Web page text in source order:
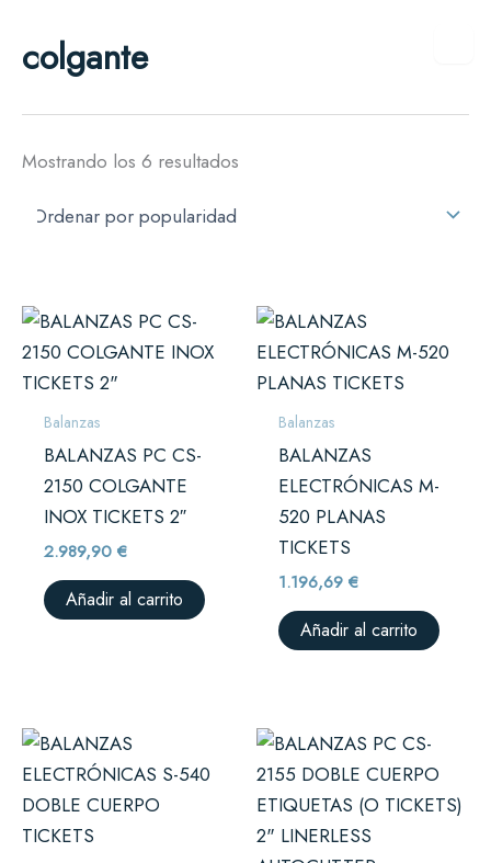
contenido
colgante
Mostrando los 6 resultados
Balanzas
BALANZAS PC CS-
2150 COLGANTE
INOX TICKETS 2″
2.989,90€
Añadir al carrito
Balanzas
BALANZAS
ELECTRÓNICAS M-
520 PLANAS
TICKETS
1.196,69€
Añadir al carrito